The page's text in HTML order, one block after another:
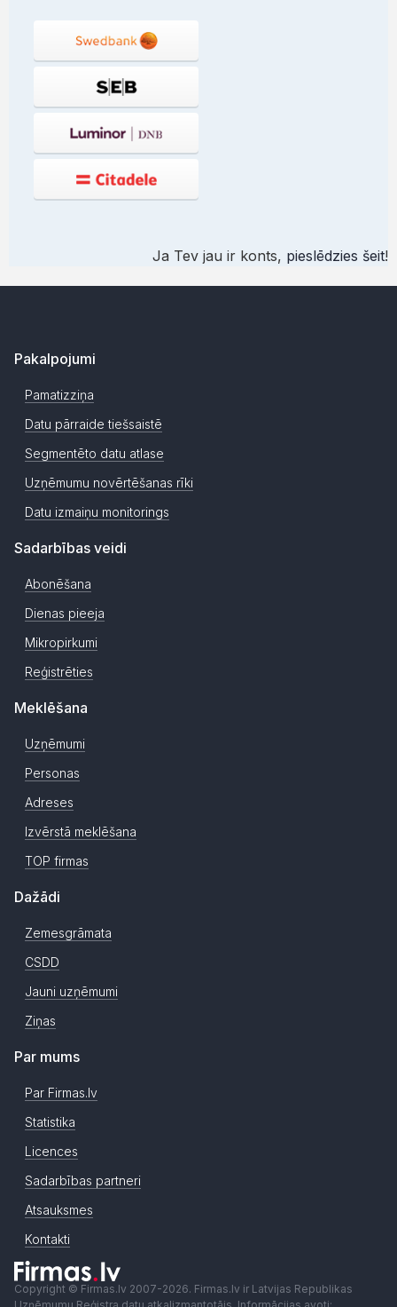
Ja Tev jau ir konts, pieslēdzies šeit!
Pakalpojumi
Pamatizziņa
Datu pārraide tiešsaistē
Segmentēto datu atlase
Uzņēmumu novērtēšanas rīki
Datu izmaiņu monitorings
Sadarbības veidi
Abonēšana
Dienas pieeja
Mikropirkumi
Reģistrēties
Meklēšana
Uzņēmumi
Personas
Adreses
Izvērstā meklēšana
TOP firmas
Dažādi
Zemesgrāmata
CSDD
Jauni uzņēmumi
Ziņas
Par mums
Par Firmas.lv
Statistika
Licences
Sadarbības partneri
Atsauksmes
Kontakti
Copyright © Firmas.lv 2007-2026. Firmas.lv ir Latvijas Republikas